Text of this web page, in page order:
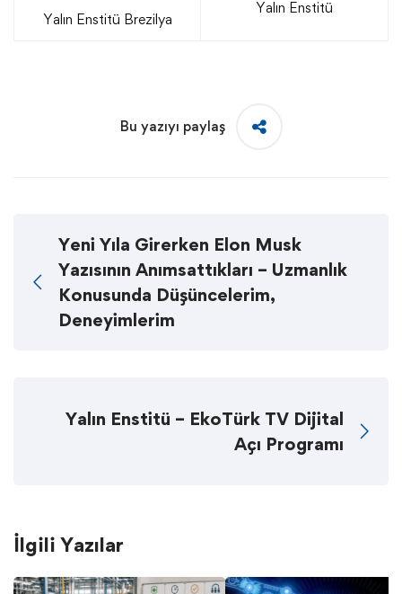
Yalın Enstitü Brezilya
Yalın Enstitü
Bu yazıyı paylaş
Yeni Yıla Girerken Elon Musk
Yazısının Anımsattıkları – Uzmanlık
Konusunda Düşüncelerim,
Deneyimlerim
Yalın Enstitü – EkoTürk TV Dijital
Açı Programı
İlgili Yazılar